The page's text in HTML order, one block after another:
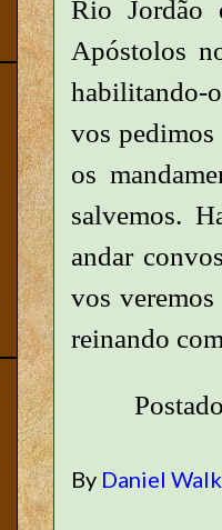
Rio Jordão
Apóstolos
habilitando-
vos pedimos
os
salvemos.
andar
vos
reinando
By Daniel